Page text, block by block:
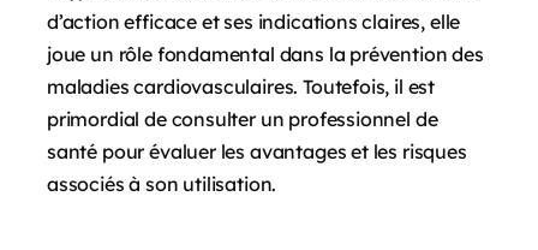
d’action efficace et ses indications claires, elle
joue un rôle fondamental dans la prévention des
maladies cardiovasculaires. Toutefois, il est
primordial de consulter un professionnel de
santé pour évaluer les avantages et les risques
associés à son utilisation.